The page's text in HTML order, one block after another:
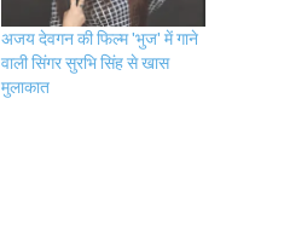
अजय देवगन की फिल्म 'भुज' में गाने
वाली सिंगर सुरभि सिंह से खास
मुलाकात